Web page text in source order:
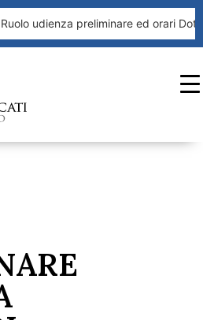
Ruolo udienza preliminare ed orari